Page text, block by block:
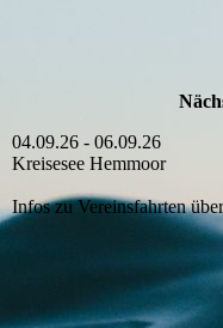
04.09.26 - 06.09.26
Kreisesee Hemmoor
Infos zu Vereinsfahrten